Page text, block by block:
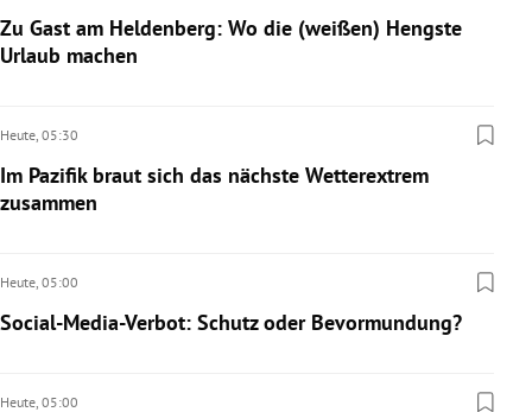
Zu Gast am Heldenberg: Wo die (weißen) Hengste
Urlaub machen
Heute, 05:30
Im Pazifik braut sich das nächste Wetterextrem
zusammen
Heute, 05:00
Social-Media-Verbot: Schutz oder Bevormundung?
Heute, 05:00